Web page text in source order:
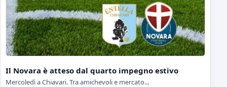
Il Novara è atteso dal quarto impegno estivo
Mercoledì a Chiavari. Tra amichevoli e mercato...